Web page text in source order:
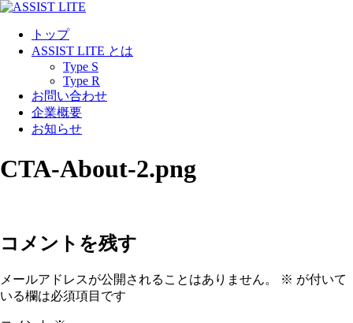
コ
トップ
ASSIST LITE とは
Type S
Type R
お問い合わせ
企業概要
お知らせ
CTA-About-2.png
コメントを残す
メールアドレスが公開されることはありません。 ※ が付いて
いる欄は必須項目です